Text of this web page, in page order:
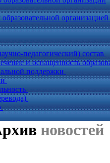
организацией
педагогический) состав
и оснащенность
поддержки
новостей